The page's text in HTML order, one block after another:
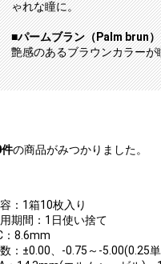
ゃれな瞳に。
■パームブラン（Palm brun）
艶感のあるブラウンカラー
件の商品がみつかりました。
：1箱10枚入り
期間：1日使い捨て
：8.6mm
：±0.00、-0.75～-5.00(0.25